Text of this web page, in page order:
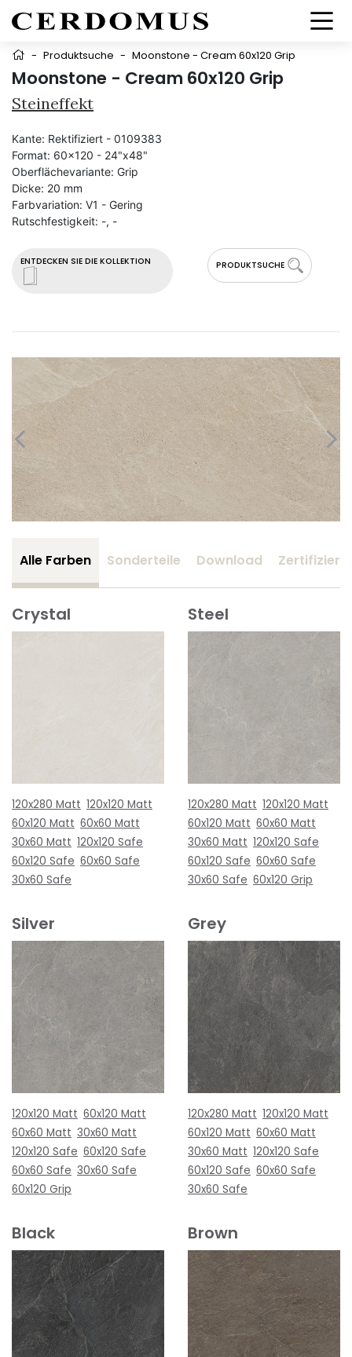
- Produktsuche - Moonstone - Cream 60x120 Grip
Moonstone - Cream 60x120 Grip
Steineffekt
ENTDECKEN SIE DIE KOLLEKTION PRODUKTSUCHE
Kante: Rektifiziert - 0109383
Format: 60x120 - 24"x48"
Oberflächevariante: Grip
Dicke: 20 mm
Farbvariation: V1 - Gering
Rutschfestigkeit: -, -
Alle Farben Sonderteile Download
Crystal
120x280 Matt 120x120 Matt
60x120 Matt 60x60 Matt
30x60 Matt 120x120 Safe
60x120 Safe 60x60 Safe
30x60 Safe
Steel
120x280 Matt 120x120 Matt
60x120 Matt 60x60 Matt
30x60 Matt 120x120 Safe
60x120 Safe 60x60 Safe
30x60 Safe 60x120 Grip
Silver
120x120 Matt 60x120 Matt
60x60 Matt 30x60 Matt
120x120 Safe 60x120 Safe
60x60 Safe 30x60 Safe
60x120 Grip
Grey
120x280 Matt 120x120 Matt
60x120 Matt 60x60 Matt
30x60 Matt 120x120 Safe
60x120 Safe 60x60 Safe
30x60 Safe
Black Brown